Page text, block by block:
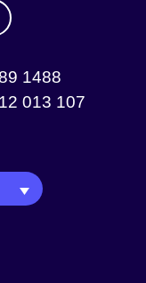
1488
013 107